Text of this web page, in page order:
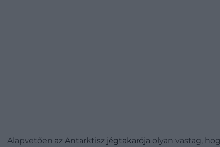
Alapvetően az Antarktisz jégtakarója olyan vastag,